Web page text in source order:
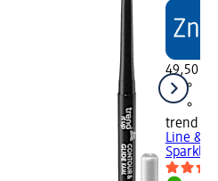
49,50 Kč
trend !t
Line &